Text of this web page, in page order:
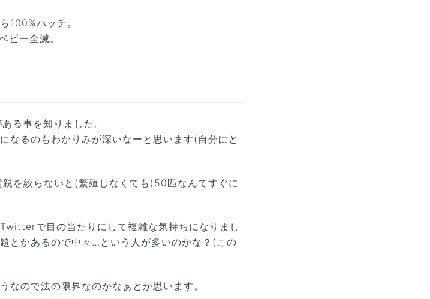
100%ハッチ。
ビー全滅。
る事を知りました。
なるのもわかりみが深いなーと思います(自分にと
を絞らないと(繁殖しなくても)50匹なんてすぐに
で目の当たりにして複雑な気持ちになりまし
とかあるので中々…という人が多いのかな？(この
なので法の限界なのかなぁとか思います。